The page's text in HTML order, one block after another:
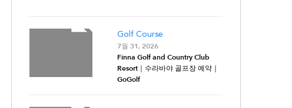
Golf Course
7월 31, 2026
Finna Golf and Country Club
Resort｜수라바야 골프장 예약｜
GoGolf